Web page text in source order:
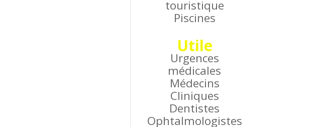
touristique
Piscines
Utile
Urgences
médicales
Médecins
Cliniques
Dentistes
Ophtalmologistes